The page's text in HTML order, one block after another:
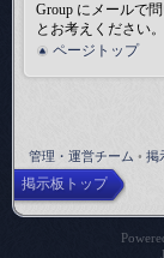
Group にメールで
とお考えください。
ページトップ
管理・運営チーム • 掲
掲示板トップ